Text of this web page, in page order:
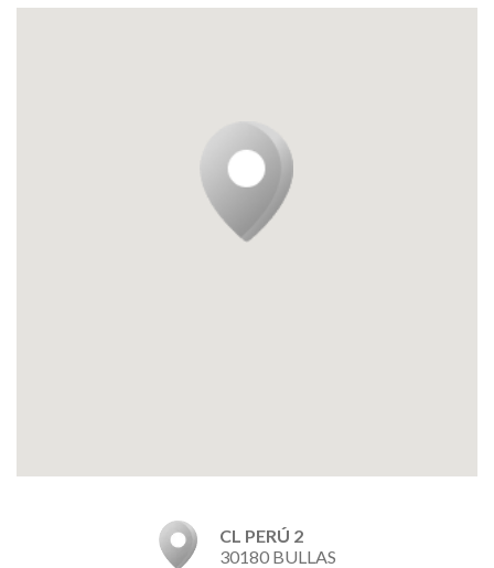
CL PERÚ 2
30180 BULLAS